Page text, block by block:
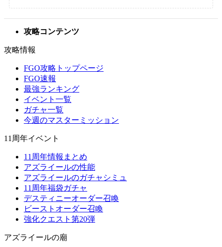
攻略コンテンツ
攻略情報
FGO攻略トップページ
FGO速報
最強ランキング
イベント一覧
ガチャ一覧
今週のマスターミッション
11周年イベント
11周年情報まとめ
アズライールの性能
アズライールのガチャシミュ
11周年福袋ガチャ
デスティニーオーダー召喚
ビーストオーダー召喚
強化クエスト第20弾
アズライールの廟